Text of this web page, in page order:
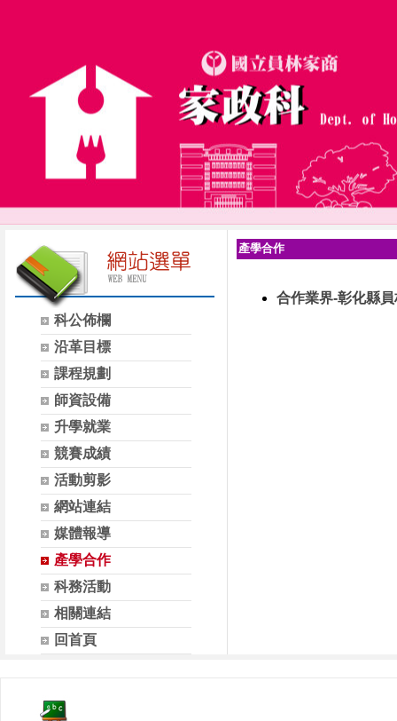
科公佈欄
沿革目標
課程規劃
師資設備
升學就業
競賽成績
活動剪影
網站連結
媒體報導
產學合作
科務活動
相關連結
回首頁
產學合作
合作業界-彰化縣